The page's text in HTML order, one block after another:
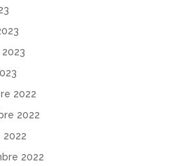
2022
2022
2022
2022